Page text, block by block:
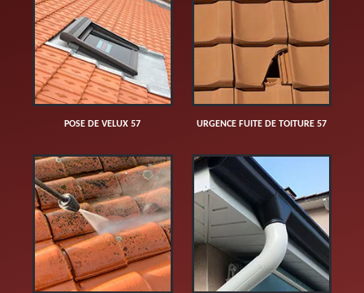
POSE DE VELUX 57 URGENCE FUITE DE TOITURE 57